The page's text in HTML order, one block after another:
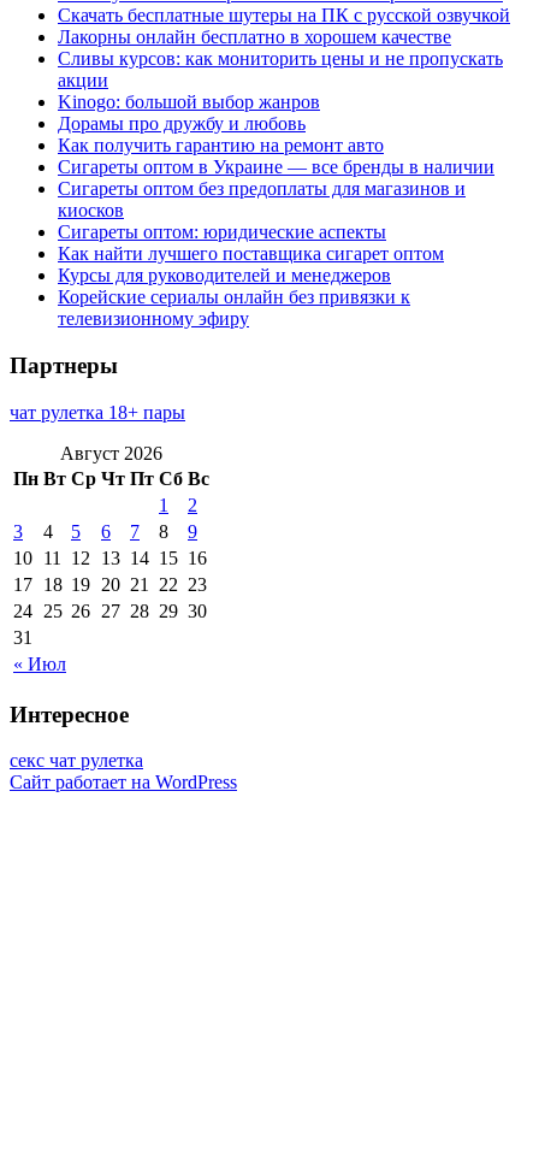
Скачать бесплатные шутеры на ПК с русской озвучкой
Лакорны онлайн бесплатно в хорошем качестве
Сливы курсов: как мониторить цены и не пропускать
акции
Kinogo: большой выбор жанров
Дорамы про дружбу и любовь
Как получить гарантию на ремонт авто
Сигареты оптом в Украине — все бренды в наличии
Сигареты оптом без предоплаты для магазинов и
киосков
Сигареты оптом: юридические аспекты
Как найти лучшего поставщика сигарет оптом
Курсы для руководителей и менеджеров
Корейские сериалы онлайн без привязки к
телевизионному эфиру
Партнеры
чат рулетка 18+ пары
Август 2026
Пн Вт Ср Чт Пт Сб Вс
« Июл
1
2
3
4 5 6 7 8
9
10 11 12 13 14 15 16
17 18 19 20 21 22 23
24 25 26 27 28 29 30
31
Интересное
секс чат рулетка
Сайт работает на WordPress